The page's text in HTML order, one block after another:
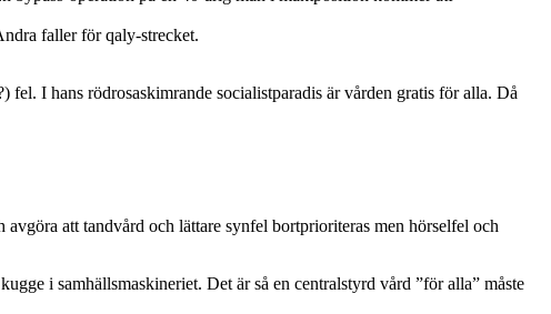
faller för qaly-strecket.
I hans rödrosaskimrande socialistparadis är vården gratis för alla. Då
att tandvård och lättare synfel bortprioriteras men hörselfel och
i samhällsmaskineriet. Det är så en centralstyrd vård ”för alla” måste